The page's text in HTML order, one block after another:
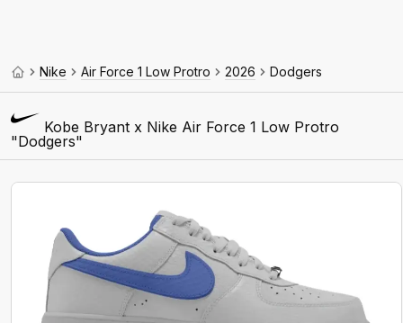
Nike Air Force 1 Low Protro 2026 Dodgers
Kobe Bryant x Nike Air Force 1 Low Protro
"Dodgers"